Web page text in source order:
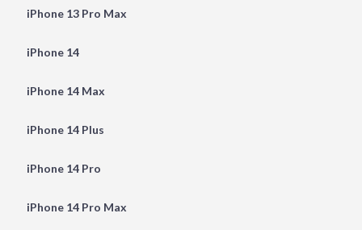
iPhone 13 Pro Max
iPhone 14
iPhone 14 Max
iPhone 14 Plus
iPhone 14 Pro
iPhone 14 Pro Max